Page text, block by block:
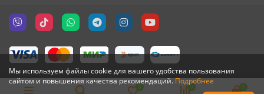
Мы используем файлы cookie для вашего удобства пользования
сайтом и повышения качества рекомендаций.Подробнее
0 0 0